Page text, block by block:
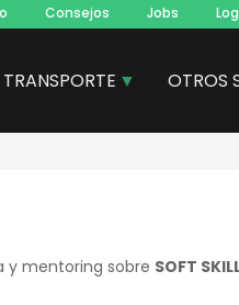
Consejos Jobs
TRANSPORTE OTROS
y mentoring sobre SOFT